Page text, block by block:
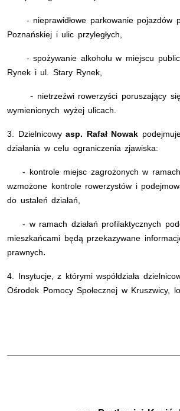
- nieprawidłowe parkowanie pojazdów
Poznańskiej i ulic przyległych,
- spożywanie alkoholu w miejscu
Rynek i ul. Stary Rynek,
- nietrzeźwi rowerzyści poruszający
wymienionych wyżej ulicach.
3. Dzielnicowyasp. Rafał Nowak
działania w celu ograniczenia zjawiska:
- kontrole miejsc zagrożonych w rama
wzmożone kontrole rowerzystów i
do ustaleń działań,
- w ramach działań profilaktycznych
mieszkańcami będą przekazywane
prawnych.
4. Insytucje, z którymi współdziała
Ośrodek Pomocy Społecznej w Kruszwicy,